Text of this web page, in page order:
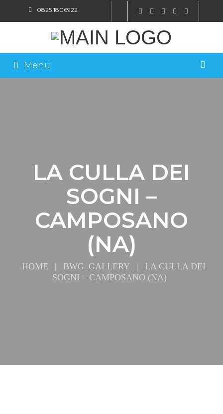
0825 1806922
Menu
LA CULLA DEI
SOGNI –
CAMPOSANO
(NA)
HOME | BWG_GALLERY |
LA CULLA DEI
SOGNI – CAMPOSANO (NA)